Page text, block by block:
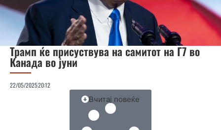
Трамп ќе присуствува на самитот на Г7 во
Канада во јуни
22/05/202520:12
Вчитај повеќе